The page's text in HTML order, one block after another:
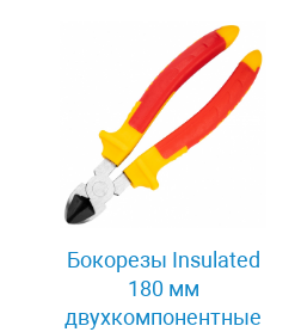
Бокорезы Insulated
180 мм
двухкомпонентные